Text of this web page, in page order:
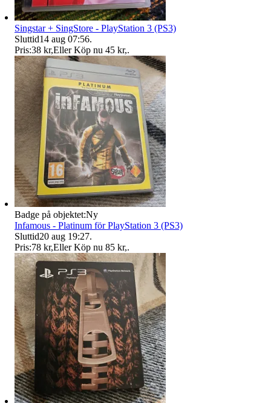
Singstar + SingStore - PlayStation 3 (PS3)
Sluttid14 aug 07:56.
Pris:38 kr,Eller Köp nu 45 kr,.
Badge på objektet:Ny
Infamous - Platinum för PlayStation 3 (PS3)
Sluttid20 aug 19:27.
Pris:78 kr,Eller Köp nu 85 kr,.